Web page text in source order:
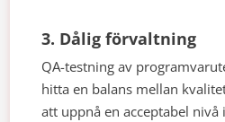
3. Dålig förvaltning
QA-testning av
hitta en balans mellan
att uppnå en acceptabel